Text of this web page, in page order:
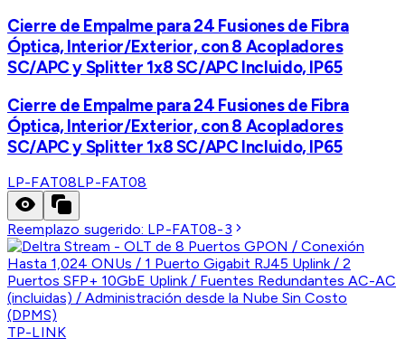
Cierre de Empalme para 24 Fusiones de Fibra
Óptica, Interior/Exterior, con 8 Acopladores
SC/APC y Splitter 1x8 SC/APC Incluido, IP65
Cierre de Empalme para 24 Fusiones de Fibra
Óptica, Interior/Exterior, con 8 Acopladores
SC/APC y Splitter 1x8 SC/APC Incluido, IP65
LP-FAT08LP-FAT08
Reemplazo sugerido: LP-FAT08-3
TP-LINK